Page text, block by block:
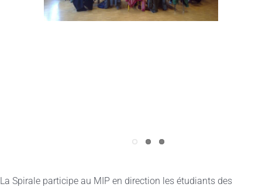
La Spirale participe au MIP en direction les étudiants des